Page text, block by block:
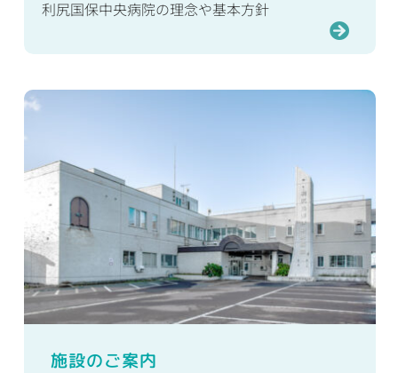
利尻国保中央病院の理念や基本方針
施設のご案内